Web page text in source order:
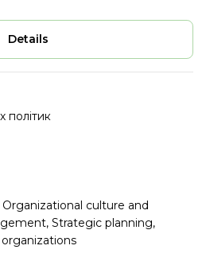
Details
політик
culture and
Strategic planning,